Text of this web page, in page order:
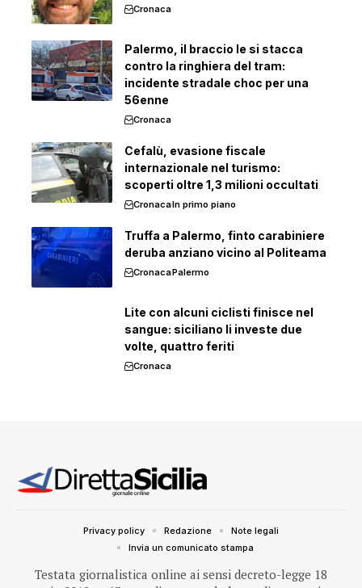
Cronaca
Palermo, il braccio le si stacca
contro la ringhiera del tram:
incidente stradale choc per una
56enne
Cronaca
Cefalù, evasione fiscale
internazionale nel turismo:
scoperti oltre 1,3 milioni occultati
CronacaIn primo piano
Truffa a Palermo, finto carabiniere
deruba anziano vicino al Politeama
CronacaPalermo
Lite con alcuni ciclisti finisce nel
sangue: siciliano li investe due
volte, quattro feriti
Cronaca
Testata giornalistica online ai sensi decreto-legge 18
Privacy policy Redazione
Note legali
Invia un comunicato stampa